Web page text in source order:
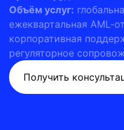
Объём услуг:
ежеквартальная AML-
корпоративная
регуляторное
Получить